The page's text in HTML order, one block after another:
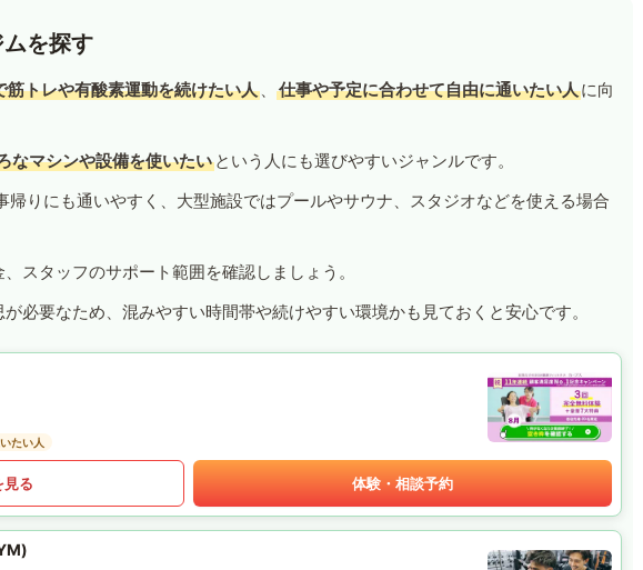
を探す
筋トレや有酸素運動を続けたい人 、 仕事や予定に合わせて自由に通いたい人に向
なマシンや設備を使いたい という人にも選びやすいジャンルです。
りにも通いやすく、大型施設ではプールやサウナ、スタジオなどを使える場合
スタッフのサポート範囲を確認しましょう。
必要なため、混みやすい時間帯や続けやすい環境かも見ておくと安心です。
たい人
見る 体験・相談予約